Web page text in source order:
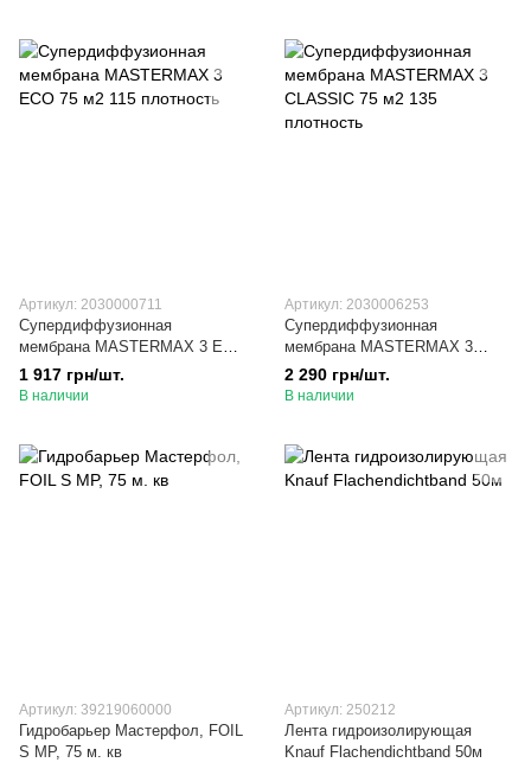
Артикул: 2030000711
Супердиффузионная
мембрана MASTERMAX 3 ECO
75 м2 115 плотность
1 917 грн/шт.
В наличии
Артикул: 2030006253
Супердиффузионная
мембрана MASTERMAX 3
CLASSIC 75 м2 135 плотность
2 290 грн/шт.
В наличии
Артикул: 39219060000
Гидробарьер Мастерфол, FOIL
S MP, 75 м. кв
Артикул: 250212
Лента гидроизолирующая
Knauf Flachendichtband 50м